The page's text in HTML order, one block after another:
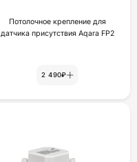
Потолочное крепление для
датчика присутствия Aqara FP2
2 490₽